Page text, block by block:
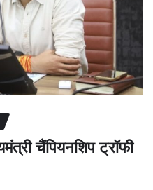
चैंपियनशिप ट्रॉफी